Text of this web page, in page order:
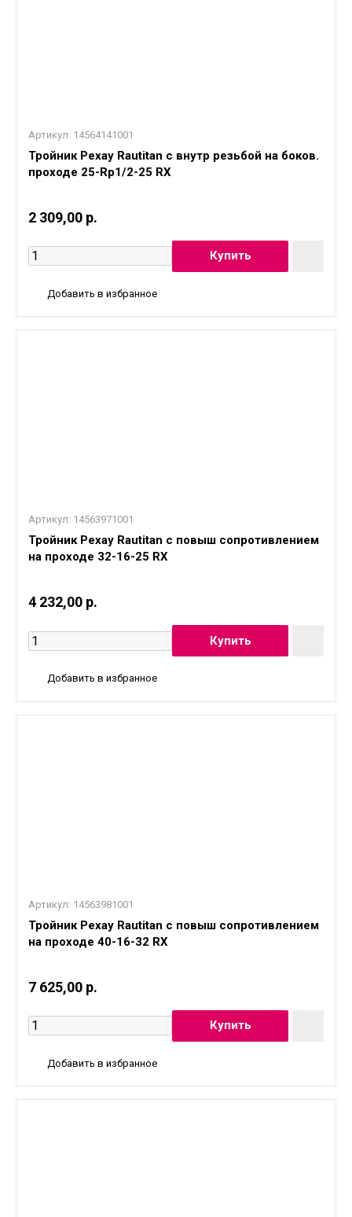
Артикул: 14564141001
Тройник Рехау Rautitan с внутр резьбой на боков.
проходе 25-Rp1/2-25 RX
2 309,00 р.
Добавить в избранное
Артикул: 14563971001
Тройник Рехау Rautitan с повыш сопротивлением
на проходе 32-16-25 RX
4 232,00 р.
Добавить в избранное
Артикул: 14563981001
Тройник Рехау Rautitan с повыш сопротивлением
на проходе 40-16-32 RX
7 625,00 р.
Добавить в избранное